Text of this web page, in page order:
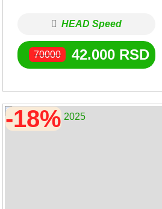
HEAD Speed
70000 42.000 RSD
-18%